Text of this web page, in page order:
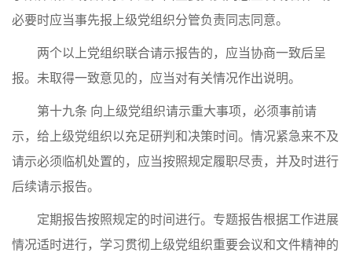
必要时应当事先报上级党组织分管负责同志同意。
两个以上党组织联合请示报告的，应当协商一致后呈
报。未取得一致意见的，应当对有关情况作出说明。
第十九条 向上级党组织请示重大事项，必须事前请
示，给上级党组织以充足研判和决策时间。情况紧急来不及
请示必须临机处置的，应当按照规定履职尽责，并及时进行
后续请示报告。
定期报告按照规定的时间进行。专题报告根据工作进展
情况适时进行，学习贯彻上级党组织重要会议和文件精神的